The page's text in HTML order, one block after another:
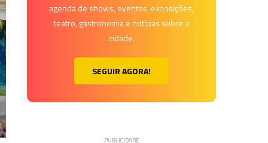
agenda de shows, eventos, exposições,
teatro, gastronomia e notícias sobre a
cidade.
SEGUIR AGORA!